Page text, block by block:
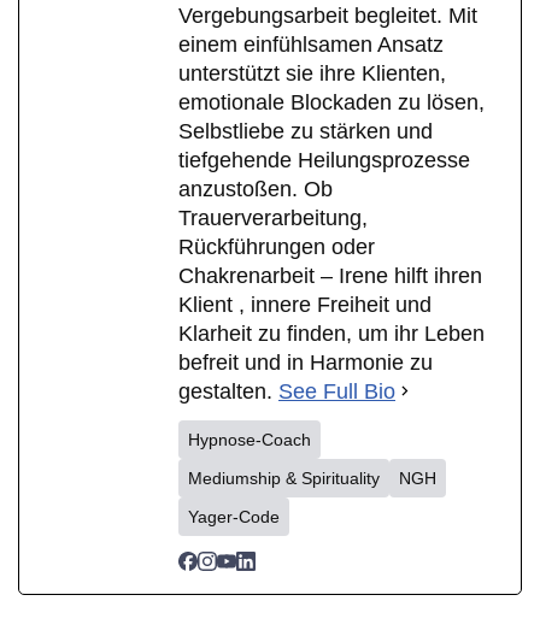
Vergebungsarbeit begleitet. Mit
einem einfühlsamen Ansatz
unterstützt sie ihre Klienten,
emotionale Blockaden zu lösen,
Selbstliebe zu stärken und
tiefgehende Heilungsprozesse
anzustoßen. Ob
Trauerverarbeitung,
Rückführungen oder
Chakrenarbeit – Irene hilft ihren
Klient , innere Freiheit und
Klarheit zu finden, um ihr Leben
befreit und in Harmonie zu
gestalten. See Full Bio
Hypnose-Coach
Mediumship & Spirituality
NGH
Yager-Code